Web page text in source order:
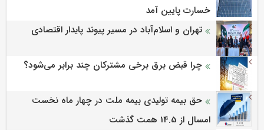
خسارت پایین آمد
تهران و اسلام‌آباد در مسیر پیوند پایدار اقتصادی
چرا قبض برق برخی مشترکان چند برابر می‌شود؟
حق بیمه تولیدی بیمه ملت در چهار ماه نخست
امسال از 14.5 همت گذشت